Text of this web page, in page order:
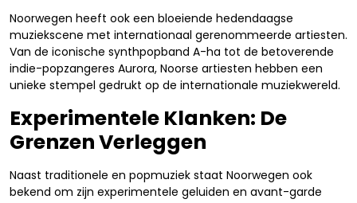
Noorwegen heeft ook een bloeiende hedendaagse
muziekscene met internationaal gerenommeerde artiesten.
Van de iconische synthpopband A-ha tot de betoverende
indie-popzangeres Aurora, Noorse artiesten hebben een
unieke stempel gedrukt op de internationale muziekwereld.
Experimentele Klanken: De
Grenzen Verleggen
Naast traditionele en popmuziek staat Noorwegen ook
bekend om zijn experimentele geluiden en avant-garde